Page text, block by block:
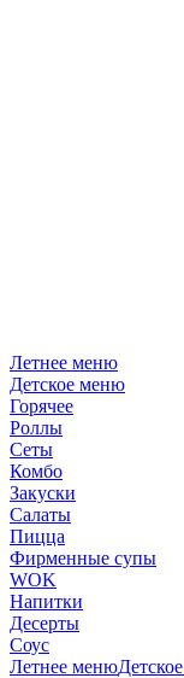
Летнее меню
Детское меню
Горячее
Роллы
Сеты
Комбо
Закуски
Салаты
Пицца
Фирменные супы
WOK
Напитки
Десерты
Соус
Летнее меню